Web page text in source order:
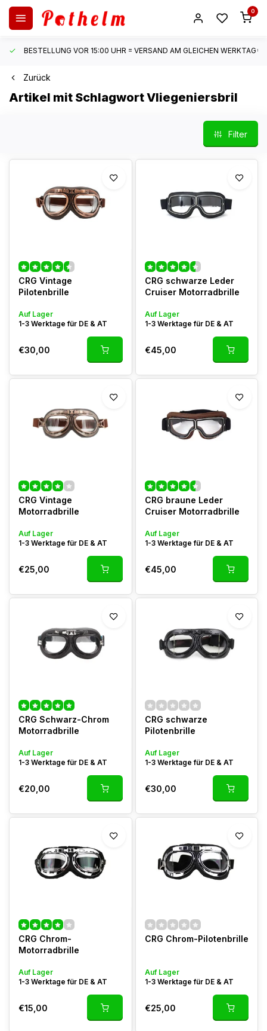
0
BESTELLUNG VOR 15:00 UHR = VERSAND AM GLEICHEN WERKTAG*
Zurück
Artikel mit Schlagwort Vliegeniersbril
Filter
CRG Vintage
Pilotenbrille
Auf Lager
1-3 Werktage für DE & AT
€30,00
CRG schwarze Leder
Cruiser Motorradbrille
Auf Lager
1-3 Werktage für DE & AT
€45,00
CRG Vintage
Motorradbrille
Auf Lager
1-3 Werktage für DE & AT
€25,00
CRG braune Leder
Cruiser Motorradbrille
Auf Lager
1-3 Werktage für DE & AT
€45,00
CRG Schwarz-Chrom
Motorradbrille
Auf Lager
1-3 Werktage für DE & AT
€20,00
CRG schwarze
Pilotenbrille
Auf Lager
1-3 Werktage für DE & AT
€30,00
CRG Chrom-
Motorradbrille
Auf Lager
1-3 Werktage für DE & AT
€15,00
CRG Chrom-Pilotenbrille
Auf Lager
1-3 Werktage für DE & AT
€25,00